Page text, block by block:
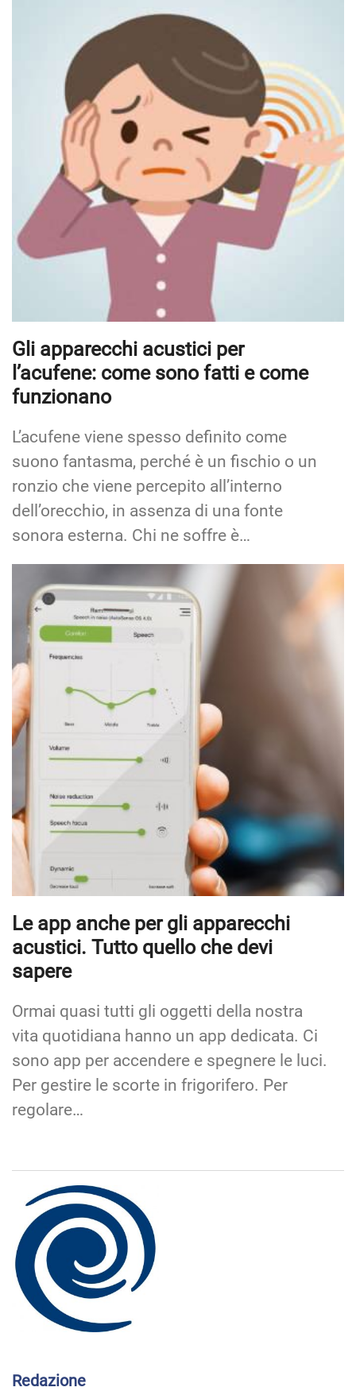
Gli apparecchi acustici per
l’acufene: come sono fatti e come
funzionano
L’acufene viene spesso definito come
suono fantasma, perché è un fischio o un
ronzio che viene percepito all’interno
dell’orecchio, in assenza di una fonte
sonora esterna. Chi ne soffre è…
Le app anche per gli apparecchi
acustici. Tutto quello che devi
sapere
Ormai quasi tutti gli oggetti della nostra
vita quotidiana hanno un app dedicata. Ci
sono app per accendere e spegnere le luci.
Per gestire le scorte in frigorifero. Per
regolare…
Redazione